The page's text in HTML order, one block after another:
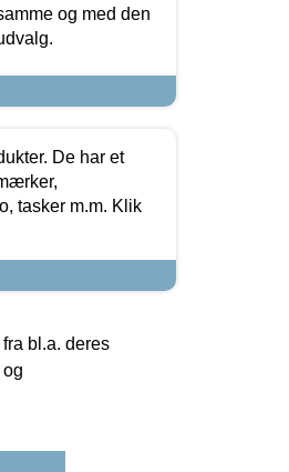
og med den
De har et
tasker m.m. Klik
bl.a. deres